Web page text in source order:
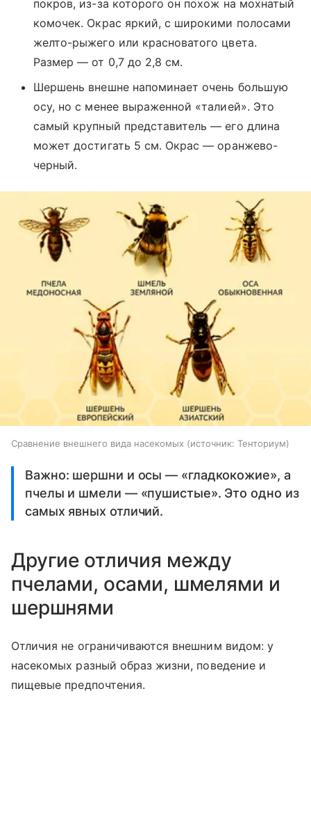
покров, из-за которого он похож на мохнатый
комочек. Окрас яркий, с широкими полосами
желто-рыжего или красноватого цвета.
Размер — от 0,7 до 2,8 см.
Шершень внешне напоминает очень большую
осу, но с менее выраженной «талией». Это
самый крупный представитель — его длина
может достигать 5 см. Окрас — оранжево-
черный.
Сравнение внешнего вида насекомых источник: Тенториум
Важно: шершни и осы — «гладкокожие», а
пчелы и шмели — «пушистые». Это одно из
самых явных отличий.
Другие отличия между
пчелами, осами, шмелями и
шершнями
Отличия не ограничиваются внешним видом: у
насекомых разный образ жизни, поведение и
пищевые предпочтения.